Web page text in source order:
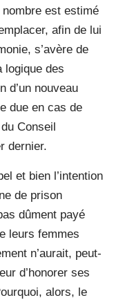
est estimé
afin de lui
s’avère de
logique des
d’un nouveau
due en cas de
Conseil
dernier.
et bien l’intention
de prison
dûment payé
leurs femmes
n’aurait, peut-
d’honorer ses
alors, le